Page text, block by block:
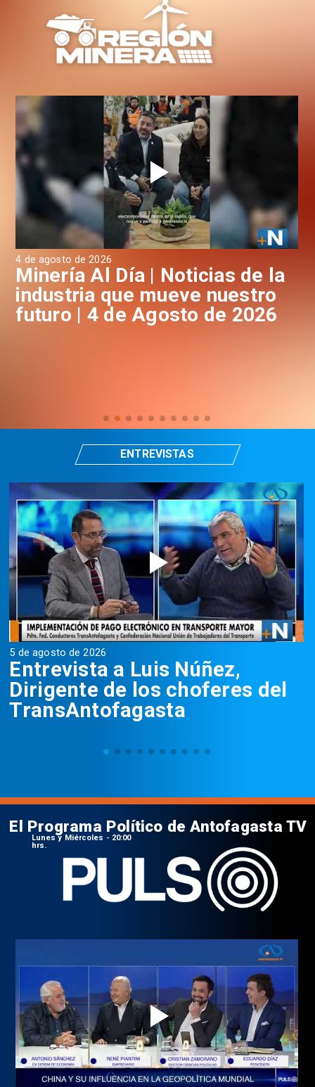
4 de agosto de 2026
Minería Al Día | Noticias de la
industria que mueve nuestro
futuro | 4 de Agosto de 2026
5 de agosto de 2026
Entrevista a Luis Núñez,
Dirigente de los choferes del
TransAntofagasta
ENTREVISTAS
El Programa Político de Antofagasta TV
Lunes y Miércoles - 20:00
hrs.